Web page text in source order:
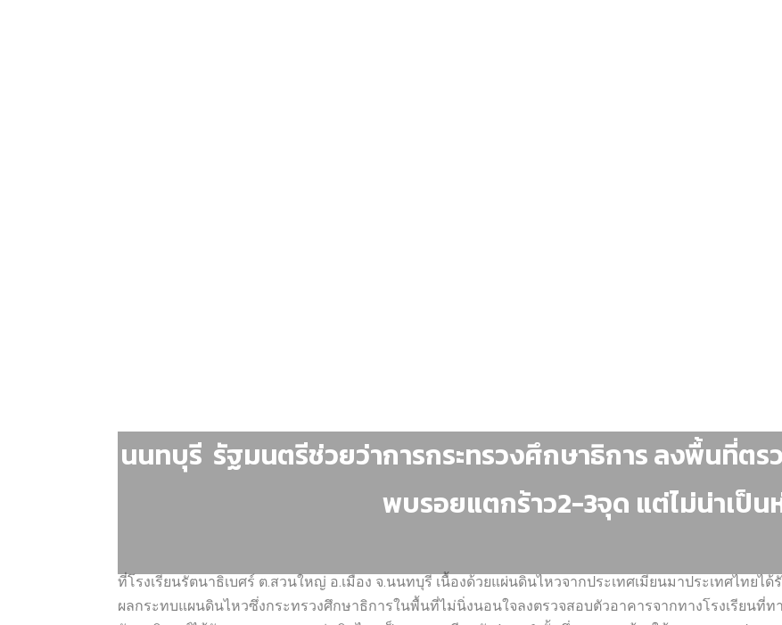
นนทบุรี รัฐมนตรีช่วยว่าการกระทรวงศึกษาธิการ ลงพื้นที่ตร
พบรอยแตกร้าว2-3จุด แต่ไม่น่าเป็น
ที่โรงเรียนรัตนาธิเบศร์ ต.สวนใหญ่ อ.เมือง จ.นนทบุรี เนื้องด้วยแผ่นดินไหวจากประเทศเมียนมาประเทศไทยไ
ผลกระทบแผนดินไหวซึ่งกระทรวงศึกษาธิการในพื้นที่ไม่นิ่งนอนใจลงตรวจสอบตัวอาคารจากทางโรงเรียนที่ทา